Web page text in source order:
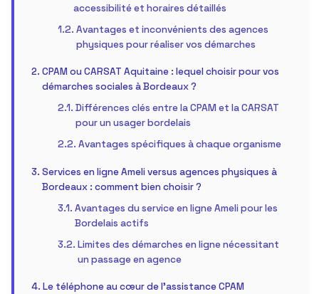
accessibilité et horaires détaillés
Avantages et inconvénients des agences
physiques pour réaliser vos démarches
CPAM ou CARSAT Aquitaine : lequel choisir pour vos
démarches sociales à Bordeaux ?
Différences clés entre la CPAM et la CARSAT
pour un usager bordelais
Avantages spécifiques à chaque organisme
Services en ligne Ameli versus agences physiques à
Bordeaux : comment bien choisir ?
Avantages du service en ligne Ameli pour les
Bordelais actifs
Limites des démarches en ligne nécessitant
un passage en agence
Le téléphone au cœur de l’assistance CPAM